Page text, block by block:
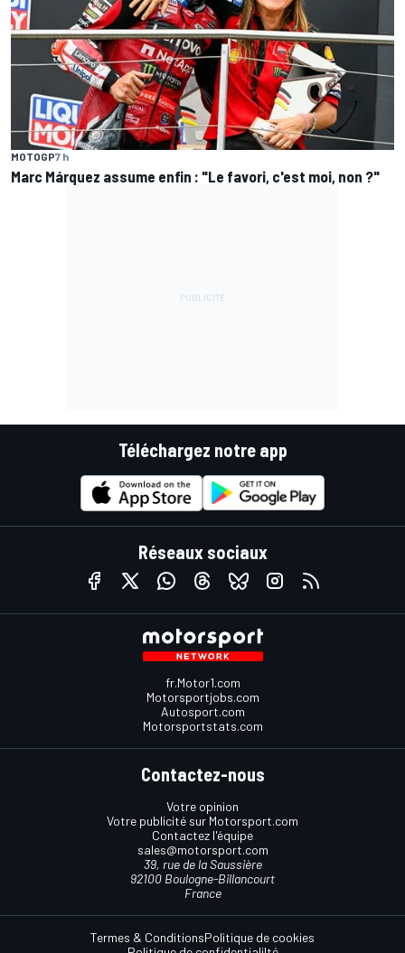
MOTOGP7 h
Marc Márquez assume enfin : "Le favori, c'est moi, non ?"
Téléchargez notre app
Réseaux sociaux
fr.Motor1.com
Motorsportjobs.com
Autosport.com
Motorsportstats.com
Contactez-nous
Votre opinion
Votre publicité sur Motorsport.com
Contactez l'équipe
sales@motorsport.com
39, rue de la Saussière
92100 Boulogne-Billancourt
France
Termes & ConditionsPolitique de cookies